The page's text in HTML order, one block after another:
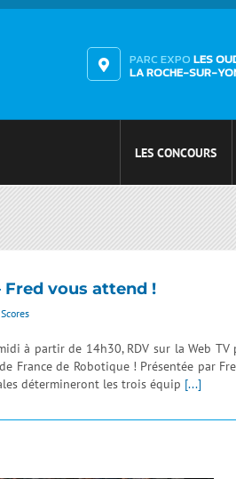
PARC EXPO LES
LA ROCHE-SUR-
LES CONCOURS
Fred vous attend !
Scores
à partir de 14h30, RDV sur la Web
France de Robotique ! Présentée par
détermineront les trois équip [...]